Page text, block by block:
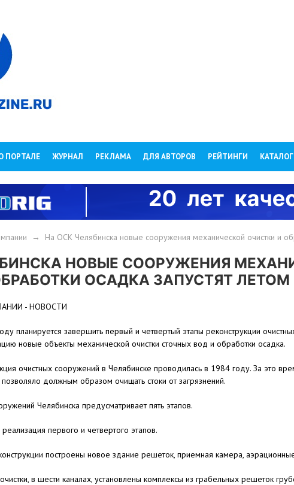
ПОРТАЛЕ ЖУРНАЛ РЕКЛАМА ДЛЯ АВТОРОВ РЕЙТИНГИ КАТАЛОГ
→ На ОСК Челябинска новые сооружения механической очистки и
НОВЫЕ СООРУЖЕНИЯ
ОСАДКА ЗАПУСТЯТ ЛЕТОМ
- НОВОСТИ
планируется завершить первый и четвертый этапы реконструкции
новые объекты механической очистки сточных вод и обработки осадка.
очистных сооружений в Челябинске проводилась в 1984 году. За это
должным образом очищать стоки от загрязнений.
Челябинска предусматривает пять этапов.
первого и четвертого этапов.
построены новое здание решеток, приемная камера,
в шести каналах, установлены комплексы из грабельных решеток